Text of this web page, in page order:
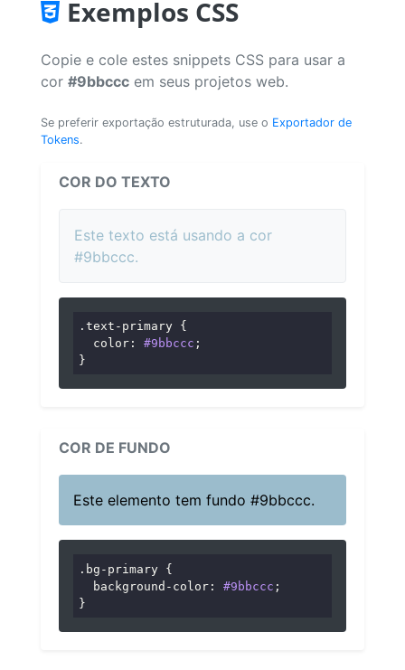
Exemplos CSS
Copie e cole estes snippets CSS para usar a
cor #9bbccc em seus projetos web.
Se preferir exportação estruturada, use o Exportador de
Tokens.
COR DO TEXTO
Este texto está usando a cor
#9bbccc.
.text-primary {
color : #9bbccc ;
}
COR DE FUNDO
Este elemento tem fundo #9bbccc.
.bg-primary {
background-color : #9bbccc ;
}